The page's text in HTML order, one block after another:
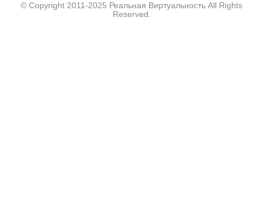
© Copyright 2011-2025 Реальная Виртуальность All Rights
Reserved.